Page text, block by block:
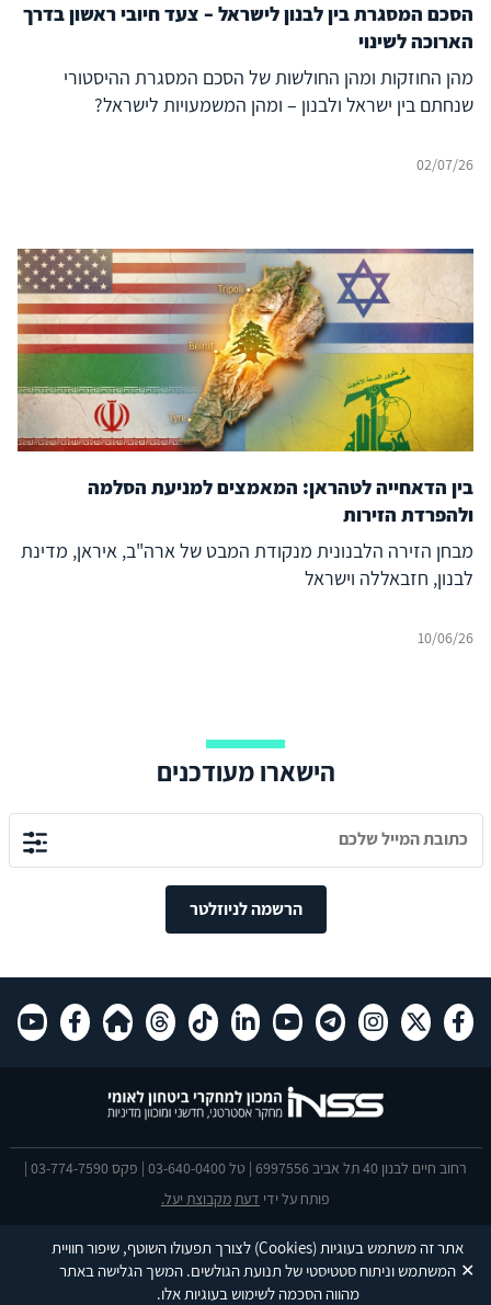
אתר זה משתמש בעוגיות(Cookies) לצורך תפעולו השוטף, שיפור חוויית
המשתמש וניתוח סטטיסטי של תנועת הגולשים. המשך הגלישה באתר
מהווה הסכמה לשימוש בעוגיות אלו.
✕
הסכם המסגרת בין לבנון לישראל – צעד חיובי ראשון בדרך
הארוכה לשינוי
מהן החוזקות ומהן החולשות של הסכם המסגרת ההיסטורי
שנחתם בין ישראל ולבנון – ומהן המשמעויות לישראל?
02/07/26
בין הדאחייה לטהראן: המאמצים למניעת הסלמה
ולהפרדת הזירות
מבחן הזירה הלבנונית מנקודת המבט של ארה"ב, איראן, מדינת
לבנון, חזבאללה וישראל
10/06/26
הישארו מעודכנים
הרשמה לניוזלטר
רחוב חיים לבנון 40 תל אביב 6997556 | טל 03-640-0400 | פקס 03-774-7590 |
פותח על ידי דעת מקבוצת יעל.
This site is protected by reCAPTCHA and the Google Privacy Policyand
Terms of Service